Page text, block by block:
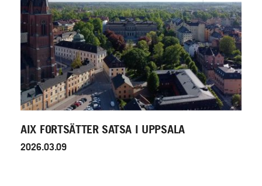
AIX FORTSÄTTER SATSA I UPPSALA
2026.03.09